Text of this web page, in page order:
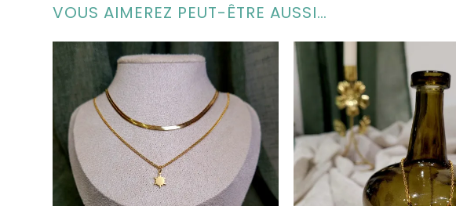
VOUS AIMEREZ PEUT-ÊTRE AUSSI…